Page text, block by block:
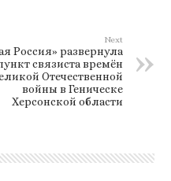
Next
Россия» развернула
связиста времён
Отечественной
войны в Геническе
Херсонской области